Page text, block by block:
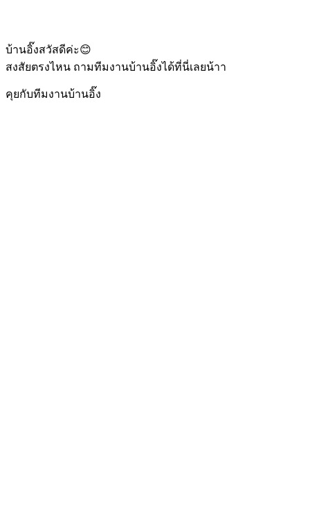
บ้านอิ๊งสวัสดีค่ะ😊
สงสัยตรงไหน ถามทีมงานบ้านอิ๊งได้ที่นี่เลยน้าา
คุยกับทีมงานบ้านอิ๊ง